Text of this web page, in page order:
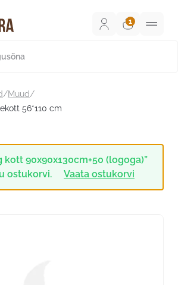
/Muud/
56*110 cm
kott 90x90x130cm+50 (logoga)”
ostukorvi.
Vaata ostukorvi